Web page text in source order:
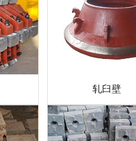
轧臼壁